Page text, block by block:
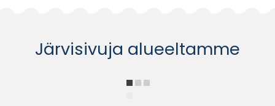
Järvisivuja alueeltamme